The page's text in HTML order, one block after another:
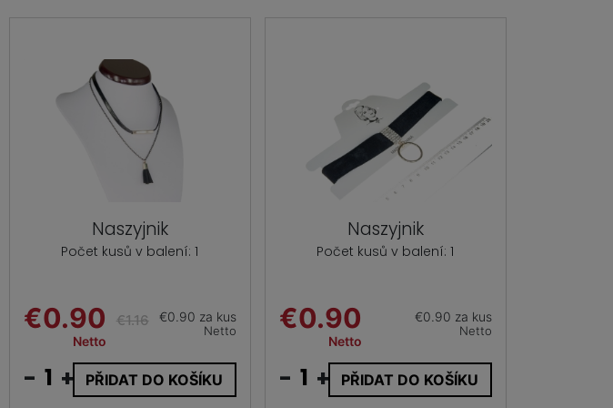
Naszyjnik
Počet kusů v balení: 1
€0.90
Netto
€1.16 €0.90 za kus
Netto
- + PŘIDAT DO KOŠÍKU
Naszyjnik
Počet kusů v balení: 1
€0.90
Netto
€0.90 za kus
Netto
- + PŘIDAT DO KOŠÍKU